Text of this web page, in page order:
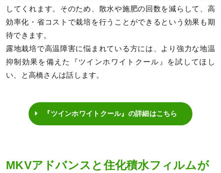
してくれます。そのため、散水や施肥の回数を減らして、高
効率化・省コストで栽培を行うことができるという効果も期
待できます。
露地栽培で高温障害に悩まれている方には、より強力な地温
抑制効果を備えた『ツインホワイトクール』を試してほし
い、と高橋さんは話します。
『ツインホワイトクール』の詳細はこちら
MKVアドバンスと住化積水フィルムが